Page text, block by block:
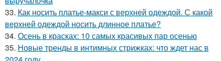
33. Как носить платье-макси с верхней одеждой. С какой
верхней одеждой носить длинное платье?
34. Осень в красках: 10 самых красивых пар осенью
35. Новые тренды в интимных стрижках: что ждет нас в